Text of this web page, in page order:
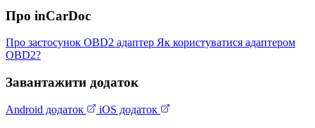
Про inCarDoc
Про застосунок OBD2 адаптер Як користуватися адаптером
OBD2?
Завантажити додаток
Android додаток iOS додаток